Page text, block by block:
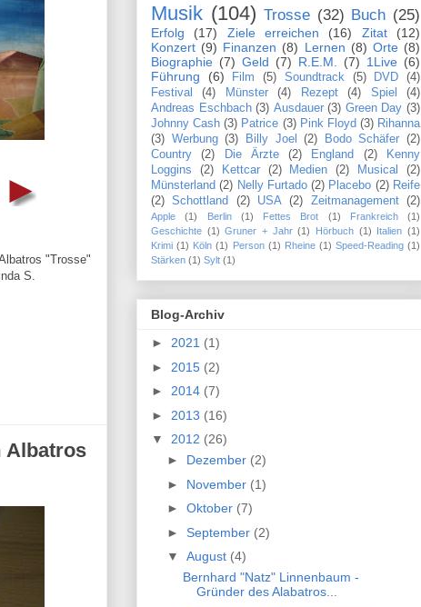
"Trosse"
S.
Albatros
Musik (104) Trosse (32) Buch (25)
Erfolg (17) Ziele erreichen (16) Zitat
(12)
Konzert (9) Finanzen (8) Lernen (8) Orte (8)
Biographie (7) Geld (7) R.E.M. (7) 1Live (6)
Führung
(6) Film (5) Soundtrack (5) DVD
(4)
Festival
(4) Münster (4) Rezept (4) Spiel
(4)
Andreas Eschbach (3) Ausdauer (3) Green Day (3)
Johnny Cash (3) Patrice (3) Pink Floyd (3) Rihanna
(3) Werbung (3) Billy Joel (2) Bodo Schäfer (2)
Country
(2) Die Ärzte (2) England (2)
Kenny
Loggins
(2) Kettcar (2) Medien (2) Musical
(2)
Münsterland (2) Nelly Furtado (2) Placebo (2) Reife
(2) Schottland (2) USA (2) Zeitmanagement (2)
Apple (1) Berlin (1) Fettes Brot (1) Frankreich
(1)
Geschichte (1) Gruner + Jahr (1) Hörbuch (1) Italien (1)
Krimi (1) Köln (1) Person (1) Rheine (1) Speed-Reading (1)
Stärken (1) Sylt (1)
Blog-Archiv
► 2021 (1)
► 2015 (2)
► 2014 (7)
► 2013 (16)
▼ 2012 (26)
► Dezember (2)
► November (1)
► Oktober (7)
► September (2)
▼ August (4)
Bernhard "Natz" Linnenbaum -
Gründer des Alabatros...